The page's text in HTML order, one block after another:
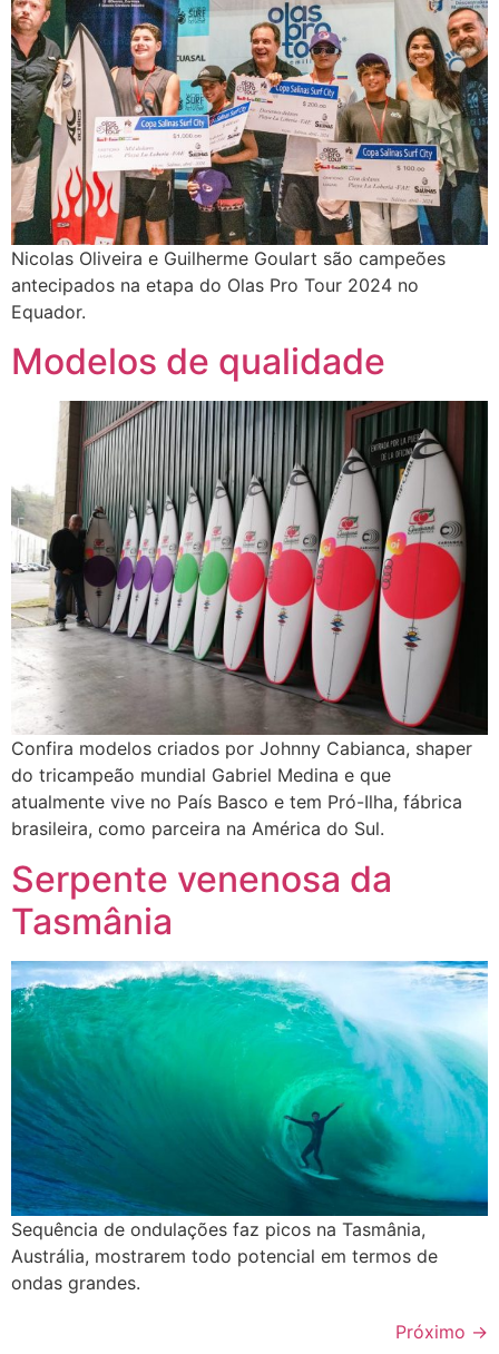
Nicolas Oliveira e Guilherme Goulart são campeões
antecipados na etapa do Olas Pro Tour 2024 no
Equador.
Modelos de qualidade
Confira modelos criados por Johnny Cabianca, shaper
do tricampeão mundial Gabriel Medina e que
atualmente vive no País Basco e tem Pró-Ilha, fábrica
brasileira, como parceira na América do Sul.
Serpente venenosa da
Tasmânia
Sequência de ondulações faz picos na Tasmânia,
Austrália, mostrarem todo potencial em termos de
ondas grandes.
Próximo →